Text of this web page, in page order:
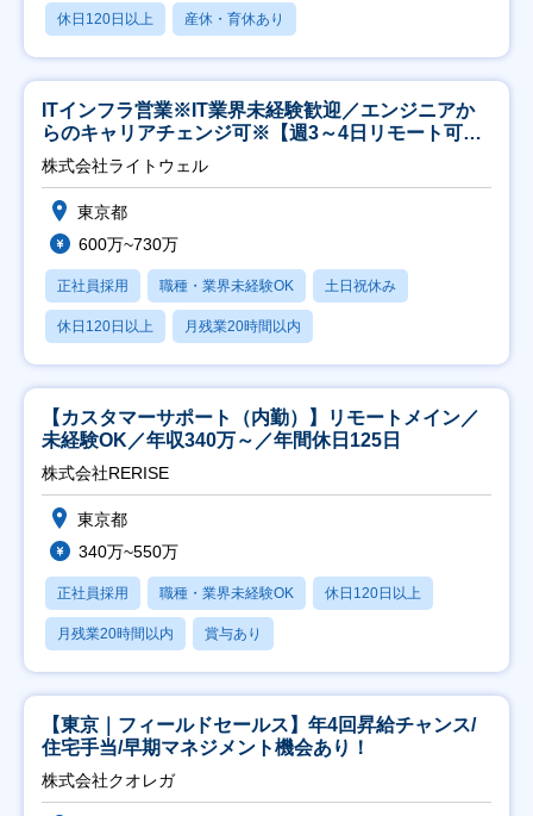
休日120日以上 産休・育休あり
ITインフラ営業※IT業界未経験歓迎／エンジニアか
らのキャリアチェンジ可※【週3～4日リモート可
能】
株式会社ライトウェル
東京都
600万~730万
正社員採用 職種・業界未経験OK 土日祝休み
休日120日以上 月残業20時間以内
【カスタマーサポート（内勤）】リモートメイン／
未経験OK／年収340万～／年間休日125日
株式会社RERISE
東京都
340万~550万
正社員採用 職種・業界未経験OK 休日120日以上
月残業20時間以内 賞与あり
【東京｜フィールドセールス】年4回昇給チャンス/
住宅手当/早期マネジメント機会あり！
株式会社クオレガ